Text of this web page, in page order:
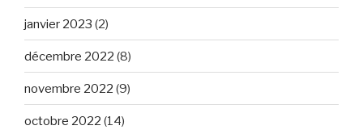
janvier 2023 (2)
décembre 2022 (8)
novembre 2022 (9)
octobre 2022 (14)